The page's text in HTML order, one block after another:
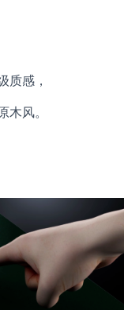
质感，
木风。